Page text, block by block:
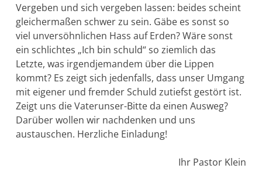
Vergeben und sich vergeben lassen: beides scheint
gleichermaßen schwer zu sein. Gäbe es sonst so
viel unversöhnlichen Hass auf Erden? Wäre sonst
ein schlichtes „Ich bin schuld“ so ziemlich das
Letzte, was irgendjemandem über die Lippen
kommt? Es zeigt sich jedenfalls, dass unser Umgang
mit eigener und fremder Schuld zutiefst gestört ist.
Zeigt uns die Vaterunser-Bitte da einen Ausweg?
Darüber wollen wir nachdenken und uns
austauschen. Herzliche Einladung!
Ihr Pastor Klein